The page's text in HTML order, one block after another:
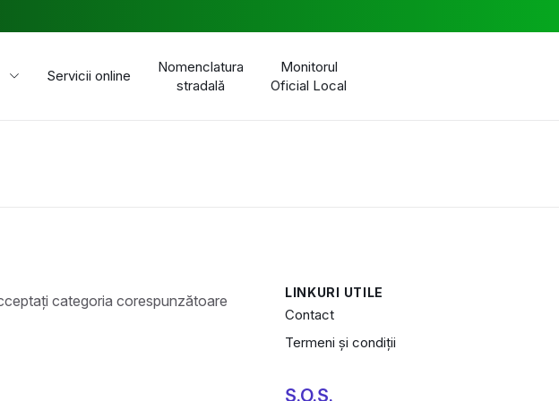
Servicii online
Nomenclatura
stradală
Monitorul
Oficial Local
LINKURI UTILE
Contact
Termeni și condiții
S.O.S.